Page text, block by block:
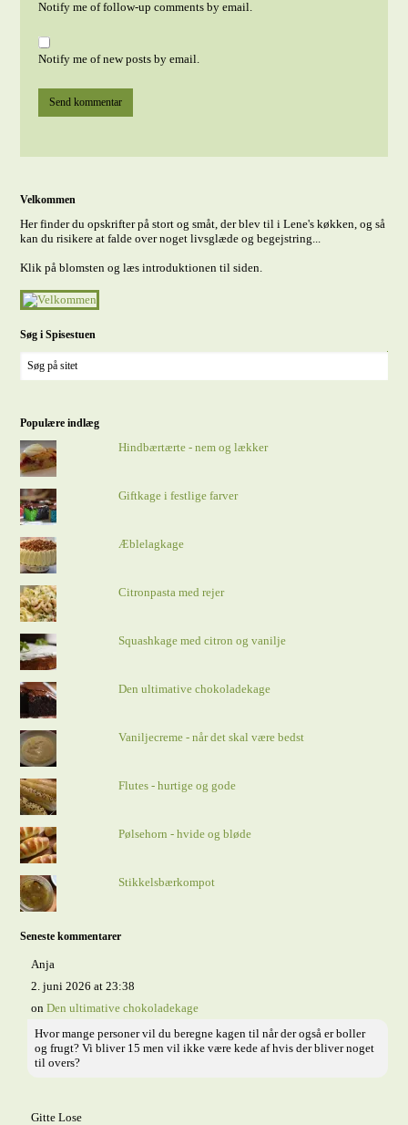
Notify me of follow-up comments by email.
Notify me of new posts by email.
Velkommen
Her finder du opskrifter på stort og småt, der blev til i Lene's køkken, og så
kan du risikere at falde over noget livsglæde og begejstring...
Klik på blomsten og læs introduktionen til siden.
Søg i Spisestuen
Populære indlæg
Hindbærtærte - nem og lækker
Giftkage i festlige farver
Æblelagkage
Citronpasta med rejer
Squashkage med citron og vanilje
Den ultimative chokoladekage
Vaniljecreme - når det skal være bedst
Flutes - hurtige og gode
Pølsehorn - hvide og bløde
Stikkelsbærkompot
Seneste kommentarer
Anja
2. juni 2026 at 23:38
onDen ultimative chokoladekage
Hvor mange personer vil du beregne kagen til når der også er boller
og frugt? Vi bliver 15 men vil ikke være kede af hvis der bliver noget
til overs?
Gitte Lose